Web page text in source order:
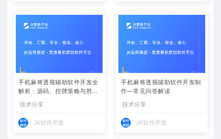
手机麻将透视辅助软件开发全
解析：源码、控牌策略与胜率
技术分享
JK软件开发
手机麻将透视辅助软件开发制
作—常见问答解读
技术分享
JK软件开发